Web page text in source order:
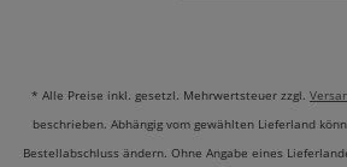
* Alle Preise inkl. gesetzl. Mehrwertsteuer zzgl.
beschrieben. Abhängig vom gewählten Lieferland
Bestellabschluss ändern. Ohne Angabe eines